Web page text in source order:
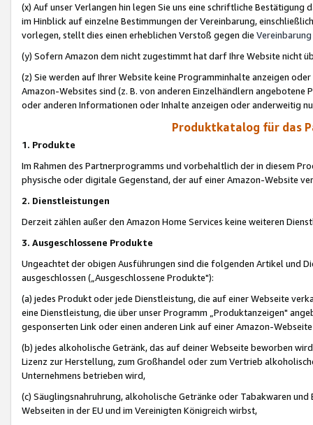
(x) Auf unser Verlangen hin legen Sie uns eine schriftliche
im Hinblick auf einzelne Bestimmungen der Vereinbarung,
vorlegen, stellt dies einen erheblichen Verstoß gegen die Vereinbarung
(y) Sofern Amazon dem nicht zugestimmt hat darf Ihre Website nicht
(z) Sie werden auf Ihrer Website keine Programminhalte anzeigen
Amazon-Websites sind (z. B. von anderen Einzelhändlern
oder anderen Informationen oder Inhalte anzeigen oder anderweitig
Produktkatalog für das
1. Produkte
Im Rahmen des Partnerprogramms und vorbehaltlich der in diesem
physische oder digitale Gegenstand, der auf einer Amazon-Website
2. Dienstleistungen
Derzeit zählen außer den Amazon Home Services keine weiteren
3. Ausgeschlossene Produkte
Ungeachtet der obigen Ausführungen sind die folgenden Artikel und
ausgeschlossen („Ausgeschlossene Produkte"):
(a) jedes Produkt oder jede Dienstleistung, die auf einer Webseite
eine Dienstleistung, die über unser Programm „Produktanzeigen"
gesponserten Link oder einen anderen Link auf einer Amazon-
(b) jedes alkoholische Getränk, das auf deiner Webseite beworben
Lizenz zur Herstellung, zum Großhandel oder zum Vertrieb
Unternehmens betrieben wird,
(c) Säuglingsnahruhrung, alkoholische Getränke oder Tabakwaren
Webseiten in der EU und im Vereinigten Königreich wirbst,